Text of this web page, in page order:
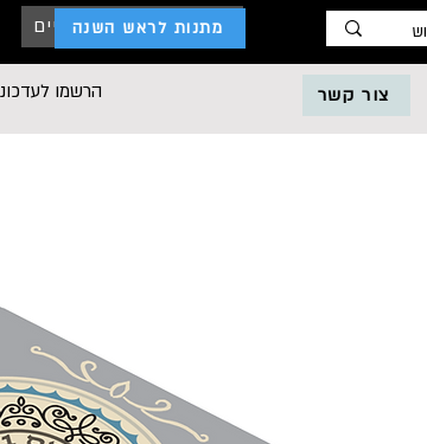
כניסת לקוחות עסקיים
מתנות לראש השנה
הרשמו צור קשר